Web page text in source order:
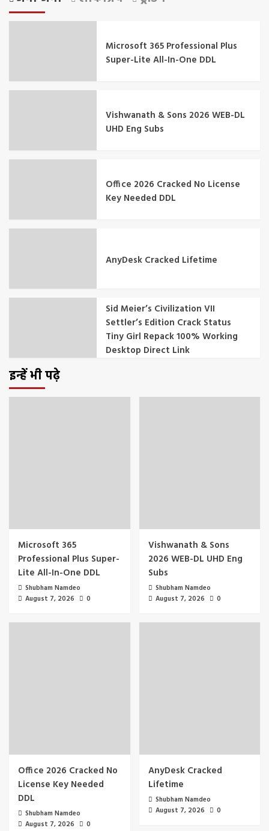
Microsoft 365 Professional Plus
Super-Lite All-In-One DDL
Vishwanath & Sons 2026 WEB-DL
UHD Eng Subs
Office 2026 Cracked No License
Key Needed DDL
AnyDesk Cracked Lifetime
Sid Meier’s Civilization VII
Settler’s Edition Crack Status
Tiny Girl Repack 100% Working
Desktop Direct Link
इन्हें भी पढ़े
Microsoft 365
Professional Plus Super-
Lite All-In-One DDL
Shubham Namdeo
August 7, 2026
0
Vishwanath & Sons
2026 WEB-DL UHD Eng
Subs
Shubham Namdeo
August 7, 2026
0
Office 2026 Cracked No
License Key Needed
DDL
Shubham Namdeo
August 7, 2026
0
AnyDesk Cracked
Lifetime
Shubham Namdeo
August 7, 2026
0